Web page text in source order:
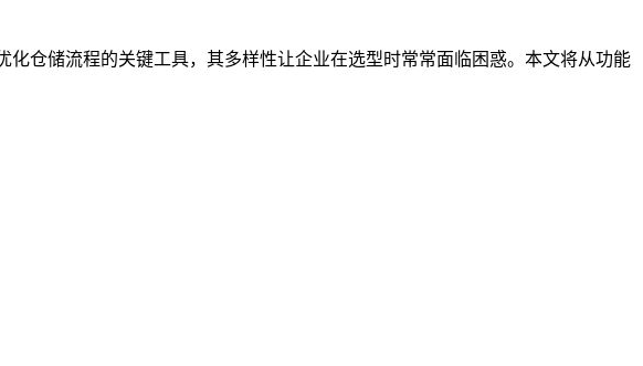
仓储流程的关键工具，其多样性让企业在选型时常常面临困惑。本文将从功能